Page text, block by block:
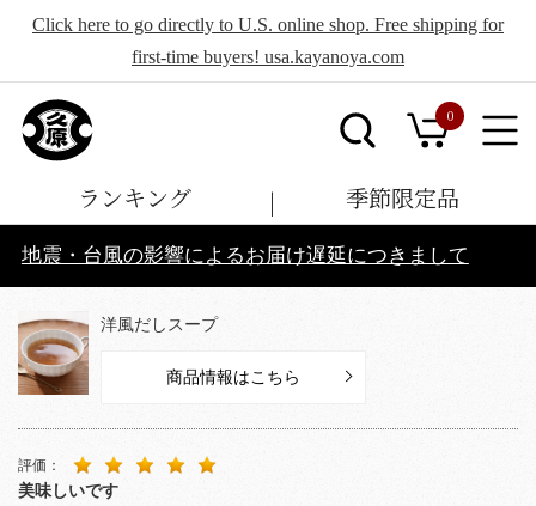
Click here to go directly to U.S. online shop. Free shipping for
first-time buyers! usa.kayanoya.com
0
ランキング 季節限定品
地震・台風の影響によるお届け遅延につきまして
洋風だしスープ
商品情報はこちら
評価：
美味しいです